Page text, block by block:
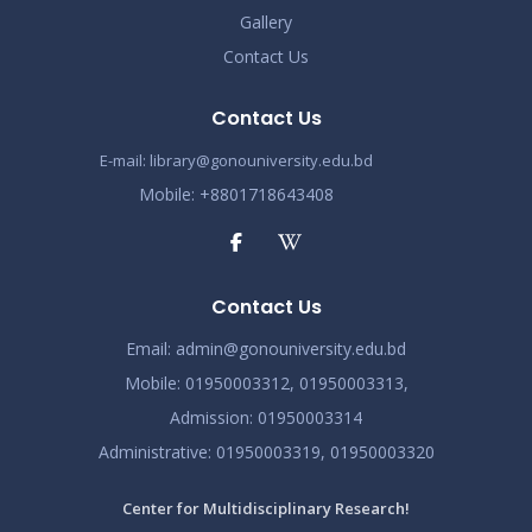
করোনা ভাইরাস নিয়ে বর্তমান পরিস্থিতির কারণে সরকারী নির্দেশনা
অনুযায়ী গণ বিশ্ববিদ্যালয়ের অফিস আদেশ
আন্তর্জাতিক মাতৃভাষা দিবস ও শহীদ দিবস পালন প্রসঙ্গে বিজ্ঞপ্তি
Read More
২০২৩) বিজ্ঞপ্তি
Read More
সেমিস্টার ফি নোটিশ
Read More
Gallery
Contact Us
Contact Us
E-mail: library@gonouniversity.edu.bd
Mobile: +8801718643408
Contact Us
Email: admin@gonouniversity.edu.bd
Mobile: 01950003312, 01950003313,
Admission: 01950003314
Administrative: 01950003319, 01950003320
Center for Multidisciplinary Research!